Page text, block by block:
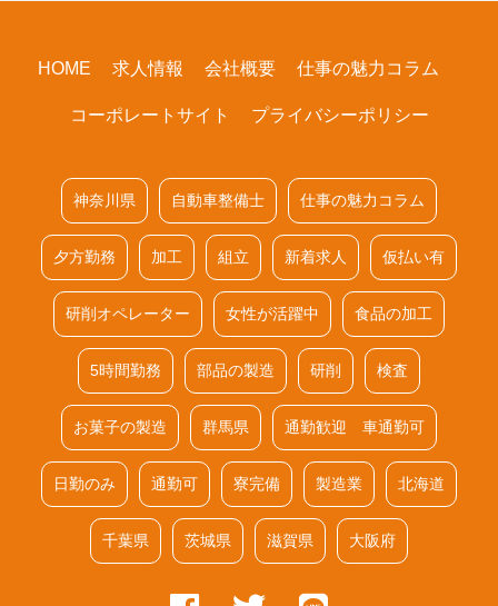
HOME 求人情報 会社概要 仕事の魅力コラム
コーポレートサイト プライバシーポリシー
神奈川県 自動車整備士 仕事の魅力コラム
夕方勤務 加工 組立 新着求人 仮払い有
研削オペレーター 女性が活躍中 食品の加工
5時間勤務 部品の製造 研削 検査
お菓子の製造 群馬県 通勤歓迎 車通勤可
日勤のみ 通勤可 寮完備 製造業 北海道
千葉県 茨城県 滋賀県 大阪府